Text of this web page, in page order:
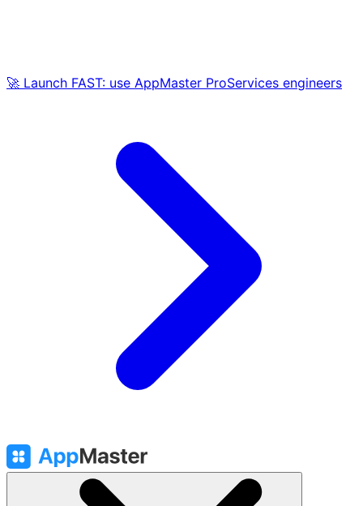
🚀 Launch FAST: use AppMaster ProServices engineers